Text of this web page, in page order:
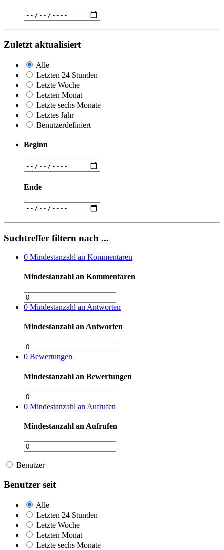
Zuletzt aktualisiert
Alle
Letzten 24 Stunden
Letzte Woche
Letzten Monat
Letzte sechs Monate
Letztes Jahr
Benutzerdefiniert
Beginn
Ende
Suchtreffer filtern nach ...
0 Mindestanzahl an Kommentaren
Mindestanzahl an Kommentaren
0 Mindestanzahl an Antworten
Mindestanzahl an Antworten
0 Bewertungen
Mindestanzahl an Bewertungen
0 Mindestanzahl an Aufrufen
Mindestanzahl an Aufrufen
Benutzer
Benutzer seit
Alle
Letzten 24 Stunden
Letzte Woche
Letzten Monat
Letzte sechs Monate